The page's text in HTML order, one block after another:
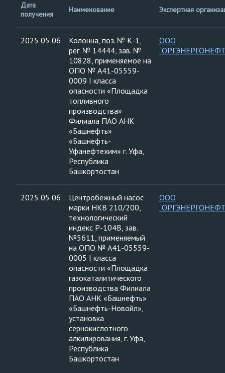
Дата
получения
Наименование Экспертная
2025 05 06
Колонна, поз. № К-1,
рег. № 14444, зав. №
10828, применяемое на
ОПО № А41-05559-
0009 I класса
опасности «Площадка
топливного
производства»
Филиала ПАО АНК
«Башнефть»
«Башнефть-
Уфанефтехим» г. Уфа,
Республика
Башкортостан
ООО
2025 05 06
Центробежный насос
марки НКВ 210/200,
технологический
индекс Р-104В, зав.
№5611, применяемый
на ОПО № А41-05559-
0005 I класса
опасности «Площадка
газокаталитического
производства Филиала
ПАО АНК «Башнефть»
«Башнефть-Новойл»,
установка
сернокислотного
алкилирования, г. Уфа,
Республика
Башкортостан
ООО